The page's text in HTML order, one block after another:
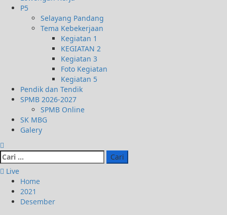
P5
Selayang Pandang
Tema Kebekerjaan
Kegiatan 1
KEGIATAN 2
Kegiatan 3
Foto Kegiatan
Kegiatan 5
Pendik dan Tendik
SPMB 2026-2027
SPMB Online
SK MBG
Galery
Live
Home
2021
Desember